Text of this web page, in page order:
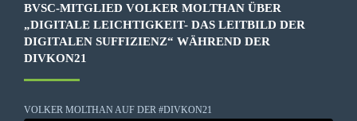
BVSC-MITGLIED VOLKER MOLTHAN ÜBER
„DIGITALE LEICHTIGKEIT- DAS LEITBILD DER
DIGITALEN SUFFIZIENZ“ WÄHREND DER
DIVKON21
VOLKER MOLTHAN AUF DER #DIVKON21